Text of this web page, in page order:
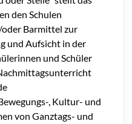
den Schulen
Barmittel zur
und Aufsicht in der
und Schüler
, Kultur- und
von Ganztags- und